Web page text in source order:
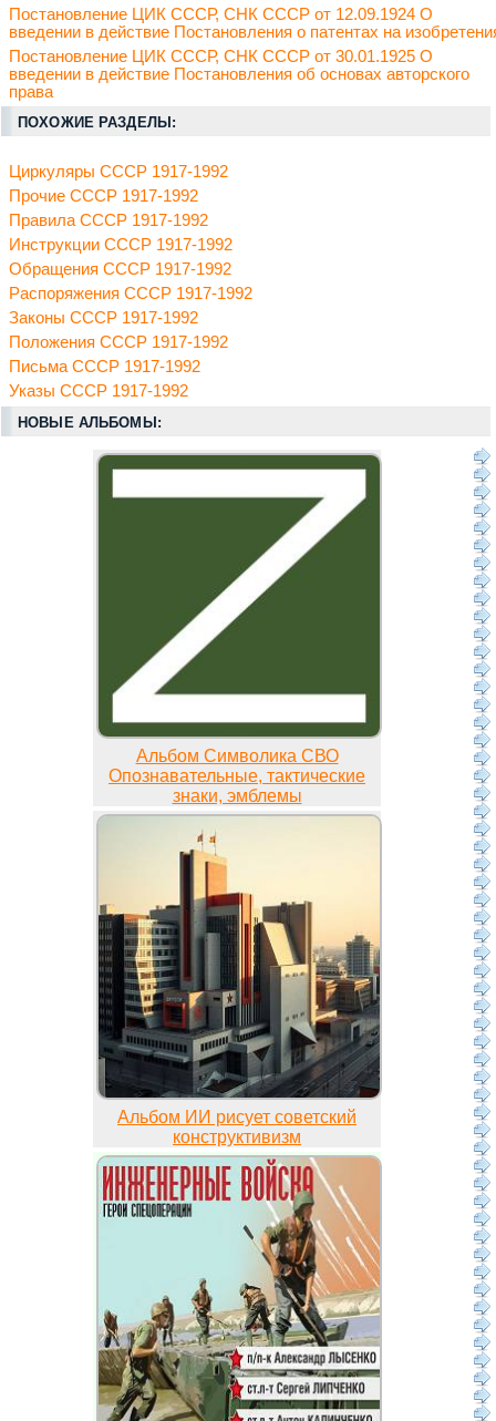
Постановление ЦИК СССР, СНК СССР от 12.09.1924 О
введении в действие Постановления о патентах на
Постановление ЦИК СССР, СНК СССР от 30.01.1925 О
введении в действие Постановления об основах авторского
права
ПОХОЖИЕ РАЗДЕЛЫ:
Циркуляры СССР 1917-1992
Прочие СССР 1917-1992
Правила СССР 1917-1992
Инструкции СССР 1917-1992
Обращения СССР 1917-1992
Распоряжения СССР 1917-1992
Законы СССР 1917-1992
Положения СССР 1917-1992
Письма СССР 1917-1992
Указы СССР 1917-1992
НОВЫЕ АЛЬБОМЫ:
Альбом Символика СВО
Опознавательные, тактические
знаки, эмблемы
Альбом ИИ рисует советский
конструктивизм